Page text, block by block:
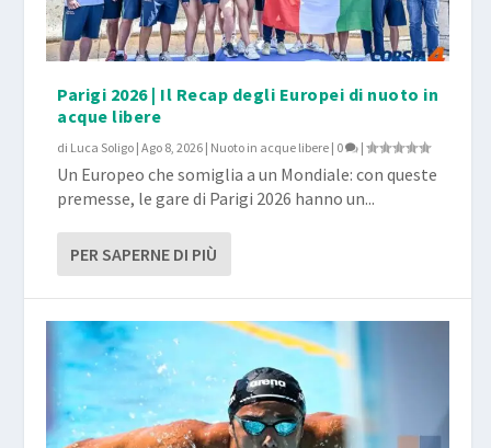
Parigi 2026 | Il Recap degli Europei di nuoto in
acque libere
di Luca Soligo |Ago 8, 2026 | Nuoto in acque libere | 0 |
Un Europeo che somiglia a un Mondiale: con queste
premesse, le gare di Parigi 2026 hanno un...
PER SAPERNE DI PIÙ